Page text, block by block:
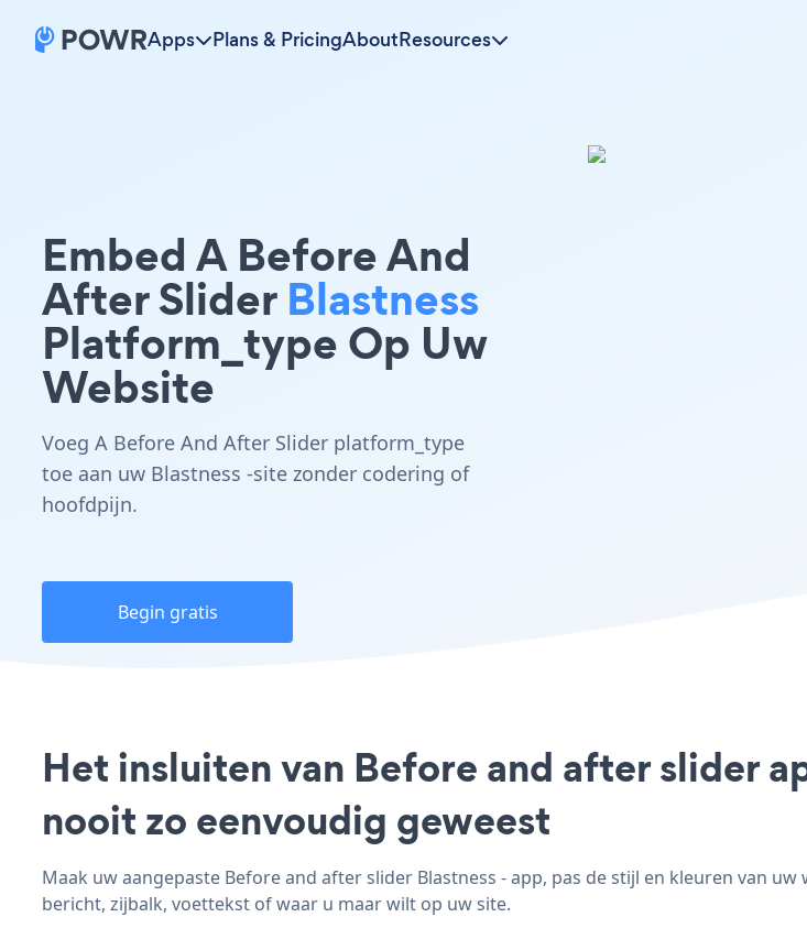
Apps Plans & PricingAboutResources
Embed A Before And
After SliderBlastness
Platform_type Op Uw
Website
Voeg A Before And After Slider platform_type
toe aan uw Blastness -site zonder codering of
hoofdpijn.
Begin gratis
Het insluiten van Before and after slider
nooit zo eenvoudig geweest
Maak uw aangepaste Before and after slider Blastness - app, pas de stijl en kleuren van
bericht, zijbalk, voettekst of waar u maar wilt op uw site.